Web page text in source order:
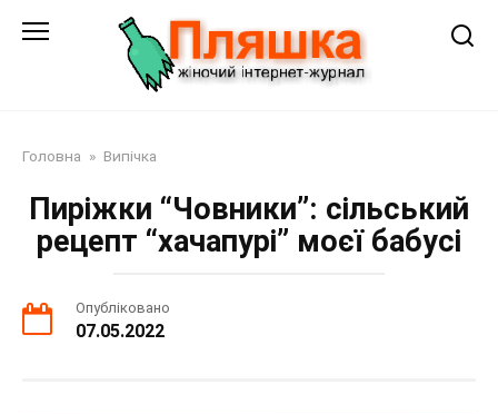
Головна » Випічка
Пиріжки “Човники”: сільський
рецепт “хачапурі” моєї бабусі
Опубліковано
07.05.2022